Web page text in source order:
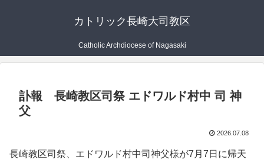
カトリック長崎大司教区
Catholic Archdiocese of Nagasaki
訃報 長崎教区司祭 エドワルド村中 司 神
父
2026.07.08
長崎教区司祭、エドワルド村中司神父様が7月7日に帰天